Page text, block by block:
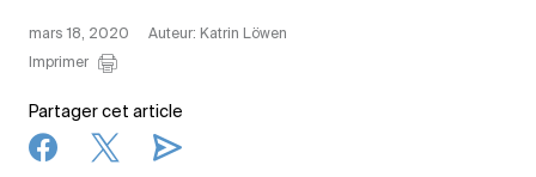
mars 18, 2020
Auteur: Katrin Löwen
Imprimer
Partager cet article